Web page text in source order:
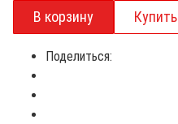
Поделиться: